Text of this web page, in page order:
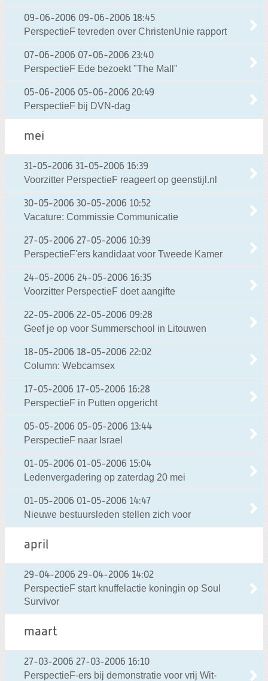
09-06-2006 09-06-2006 18:45
PerspectieF tevreden over ChristenUnie rapport
07-06-2006 07-06-2006 23:40
PerspectieF Ede bezoekt "The Mall"
05-06-2006 05-06-2006 20:49
PerspectieF bij DVN-dag
mei
31-05-2006 31-05-2006 16:39
Voorzitter PerspectieF reageert op geenstijl.nl
30-05-2006 30-05-2006 10:52
Vacature: Commissie Communicatie
27-05-2006 27-05-2006 10:39
PerspectieF'ers kandidaat voor Tweede Kamer
24-05-2006 24-05-2006 16:35
Voorzitter PerspectieF doet aangifte
22-05-2006 22-05-2006 09:28
Geef je op voor Summerschool in Litouwen
18-05-2006 18-05-2006 22:02
Column: Webcamsex
17-05-2006 17-05-2006 16:28
PerspectieF in Putten opgericht
05-05-2006 05-05-2006 13:44
PerspectieF naar Israel
01-05-2006 01-05-2006 15:04
Ledenvergadering op zaterdag 20 mei
01-05-2006 01-05-2006 14:47
Nieuwe bestuursleden stellen zich voor
april
29-04-2006 29-04-2006 14:02
PerspectieF start knuffelactie koningin op Soul
Survivor
maart
27-03-2006 27-03-2006 16:10
PerspectieF-ers bij demonstratie voor vrij Wit-